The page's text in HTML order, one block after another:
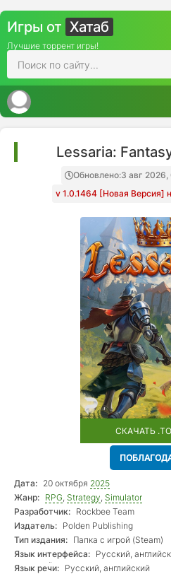
Игры от Хатаб
Лучшие торрент игры!
Lessaria:
Обновлено:3 авг
v 1.0.1464 [Новая Версия]
СКАЧАТЬ
Дата: 20 октября 2025
Жанр: RPG, Strategy, Simulator
Разработчик: Rockbee Team
Издатель: Polden Publishing
Тип издания: Папка с игрой (Steam)
Язык интерфейса: Русский,
польский
Язык речи: Русский, английский